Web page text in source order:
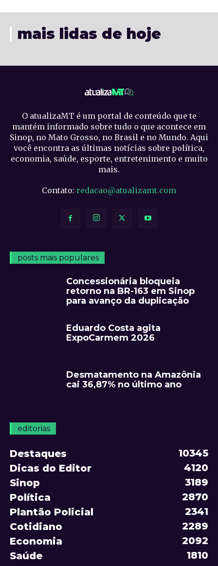
mais lidas de hoje
O atualizaMT é um portal de conteúdo que te
mantém informado sobre tudo o que acontece em
Sinop, no Mato Grosso, no Brasil e no Mundo. Aqui
você encontra as últimas notícias sobre política,
economia, saúde, esporte, entretenimento e muito
mais.
Contato: redacao@atualizamt.com
posts mais populares
Concessionária bloqueia
retorno na BR-163 em Sinop
para avanço da duplicação
Eduardo Costa agita
ExpoCarmem 2026
Desmatamento na Amazônia
cai 36,87% no último ano
editorias
Destaques
10345
Dicas do Editor
4120
Sinop
3189
Política
2870
Plantão Policial
2341
Cotidiano
2289
Economia
2092
Saúde
1810